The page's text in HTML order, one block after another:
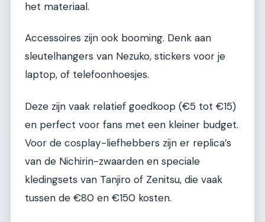
het materiaal.
Accessoires zijn ook booming. Denk aan
sleutelhangers van Nezuko, stickers voor je
laptop, of telefoonhoesjes.
Deze zijn vaak relatief goedkoop (€5 tot €15)
en perfect voor fans met een kleiner budget.
Voor de cosplay-liefhebbers zijn er replica’s
van de Nichirin-zwaarden en speciale
kledingsets van Tanjiro of Zenitsu, die vaak
tussen de €80 en €150 kosten.